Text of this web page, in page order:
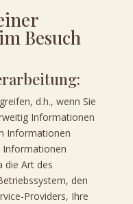
Besuch
d.h., wenn Sie
Informationen
Informationen
Informationen
die Art des
den
Providers, Ihre